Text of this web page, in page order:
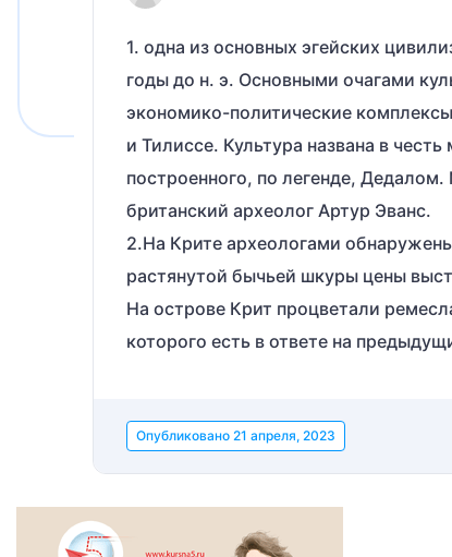
1. одна из основных эгейских
годы до н. э. Основными очагами
экономико-политические
и Тилиссе. Культура названа в
построенного, по легенде,
британский археолог Артур Эванс.
2.На Крите археологами
растянутой бычьей шкуры цены
На острове Крит процветали
которого есть в ответе на
Опубликовано 21 апреля, 2023